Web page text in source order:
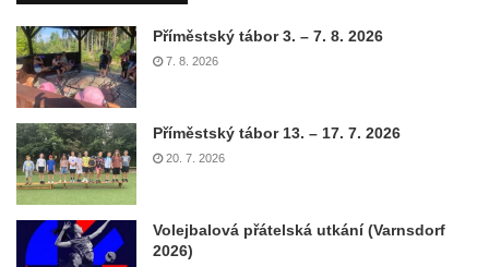
Příměstský tábor 3. – 7. 8. 2026
7. 8. 2026
Příměstský tábor 13. – 17. 7. 2026
20. 7. 2026
Volejbalová přátelská utkání (Varnsdorf
2026)